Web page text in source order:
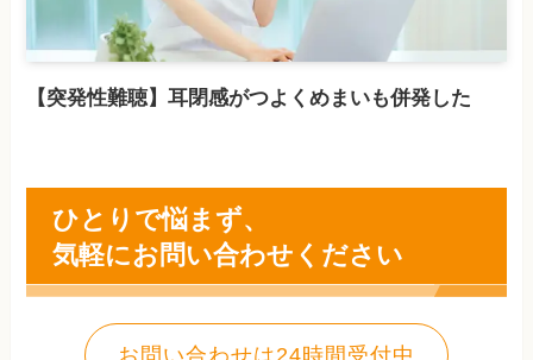
【突発性難聴】耳閉感がつよくめまいも併発した
ひとりで悩まず、
気軽にお問い合わせください